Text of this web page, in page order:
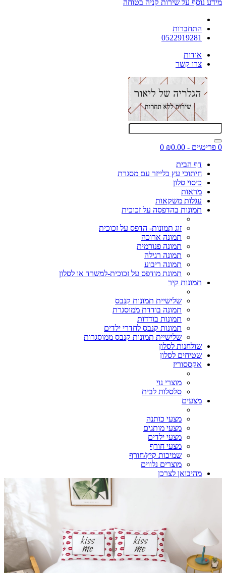
מידע נוסף על שירות קניה בטוחה
התחברות
0522919281
אודות
צרו קשר
0 פריט\ים - ₪0.00
0
דף הבית
חיתוכי עץ בלייזר עם מסגרת
כיסוי סלון
מראות
עגלות משקאות
תמונות בהדפסה על זכוכית
זוג תמונות- הדפס על זכוכית
תמונה ארוכה
תמונה פנורמית
תמונה רגילה
תמונה ריבוע
תמונת מודפס על זכוכית-למשרד או לסלון
תמונות קיר
שלישיית תמונות קנבס
תמונה בודדת ממוסגרת
תמונות בודדות
תמונות קנבס לחדרי ילדים
שלישיית תמונות קנבס ממוסגרות
שולחנות לסלון
שטיחים לסלון
אקססוריז
מוצרי נוי
סלסלות לבית
מצעים
מצעי כותנה
מצעי מותגים
מצעי ילדים
מצעי חורף
שמיכות קיץ/חורף
מוצרים נלווים
מהיבואן לצרכן